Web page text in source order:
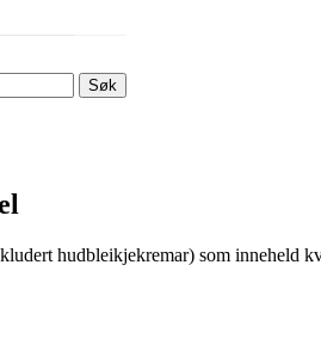
Søk
hudbleikjekremar) som inneheld